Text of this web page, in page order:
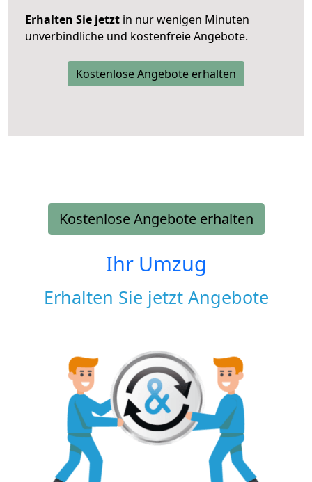
Erhalten Sie jetzt in nur wenigen Minuten
unverbindliche und kostenfreie Angebote.
Kostenlose Angebote erhalten
Kostenlose Angebote erhalten
Ihr Umzug
Erhalten Sie jetzt Angebote